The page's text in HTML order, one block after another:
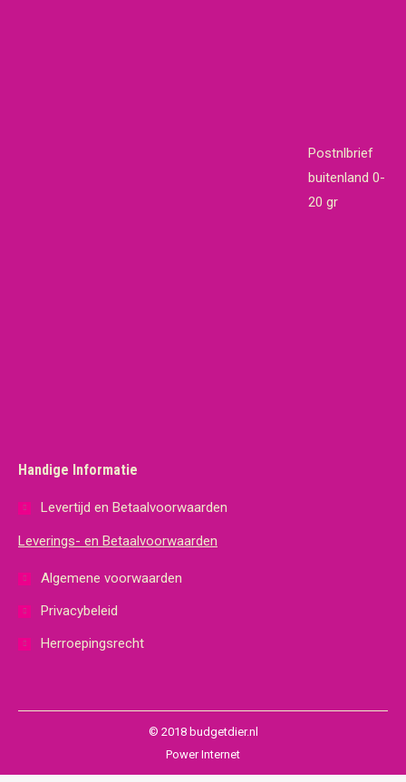
Postnlbrief
buitenland 0-
20 gr
Handige Informatie
Levertijd en Betaalvoorwaarden
Leverings- en Betaalvoorwaarden
Algemene voorwaarden
Privacybeleid
Herroepingsrecht
© 2018 budgetdier.nl
Power Internet